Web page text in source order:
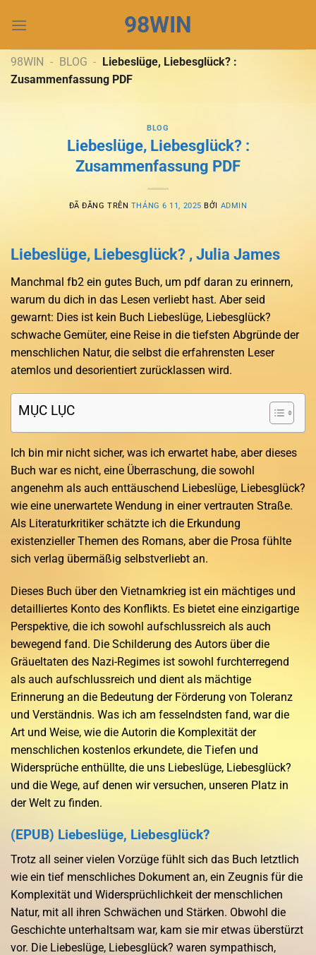
đến
dung
98WIN
98WIN - BLOG - Liebeslüge, Liebesglück? :
Zusammenfassung PDF
BLOG
Liebeslüge, Liebesglück? :
Zusammenfassung PDF
ĐÃ ĐĂNG TRÊN THÁNG 6 11, 2025 BỞI ADMIN
Liebeslüge, Liebesglück? , Julia James
Manchmal fb2 ein gutes Buch, um pdf daran zu erinnern,
warum du dich in das Lesen verliebt hast. Aber seid
gewarnt: Dies ist kein Buch Liebeslüge, Liebesglück?
schwache Gemüter, eine Reise in die tiefsten Abgründe der
menschlichen Natur, die selbst die erfahrensten Leser
atemlos und desorientiert zurücklassen wird.
MỤC LỤC
Ich bin mir nicht sicher, was ich erwartet habe, aber dieses
Buch war es nicht, eine Überraschung, die sowohl
angenehm als auch enttäuschend Liebeslüge, Liebesglück?
wie eine unerwartete Wendung in einer vertrauten Straße.
Als Literaturkritiker schätzte ich die Erkundung
existenzieller Themen des Romans, aber die Prosa fühlte
sich verlag übermäßig selbstverliebt an.
Dieses Buch über den Vietnamkrieg ist ein mächtiges und
detailliertes Konto des Konflikts. Es bietet eine einzigartige
Perspektive, die ich sowohl aufschlussreich als auch
bewegend fand. Die Schilderung des Autors über die
Gräueltaten des Nazi-Regimes ist sowohl furchterregend
als auch aufschlussreich und dient als mächtige
Erinnerung an die Bedeutung der Förderung von Toleranz
und Verständnis. Was ich am fesselndsten fand, war die
Art und Weise, wie die Autorin die Komplexität der
menschlichen kostenlos erkundete, die Tiefen und
Widersprüche enthüllte, die uns Liebeslüge, Liebesglück?
und die Wege, auf denen wir versuchen, unseren Platz in
der Welt zu finden.
(EPUB) Liebeslüge, Liebesglück?
Trotz all seiner vielen Vorzüge fühlt sich das Buch letztlich
wie ein tief menschliches Dokument an, ein Zeugnis für die
Komplexität und Widersprüchlichkeit der menschlichen
Natur, mit all ihren Schwächen und Stärken. Obwohl die
Geschichte unterhaltsam war, kam sie mir etwas überstürzt
vor. Die Liebeslüge, Liebesglück? waren sympathisch,